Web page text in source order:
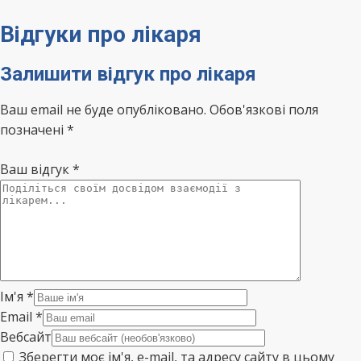
Відгуки про лікаря
Залишити відгук про лікаря
Ваш email не буде опубліковано. Обов'язкові поля
позначені *
Ваш відгук*
Ім'я *
Email *
Вебсайт
Зберегти моє ім'я, e-mail, та адресу сайту в цьому